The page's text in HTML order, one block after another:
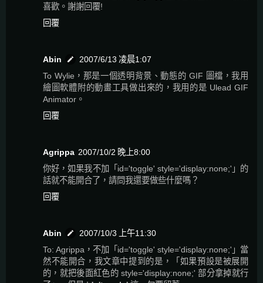
喜歡。謝謝回覆!
回覆
Abin
2007/6/13 凌晨1:07
To Wylie，那是一個透明背景、動態的 GIF 圖檔，我用
繪圖軟體附的動畫工具做出來的，我用的是 Ulead GIF
Animator。
回覆
Agrippa 2007/10/2 晚上8:00
你好，如果我不加「id='toggle' style='display:none;'」的
話就不能開合了，請問我還要做些什麼嗎？
回覆
Abin
2007/10/3 上午11:30
To: Agrippa，不加「id='toggle' style='display:none;'」當
然不能開合，我文章中提到的是，「如果預設是被展開
的，就把後面紅色的 style='display:none;' 部分拿掉就行